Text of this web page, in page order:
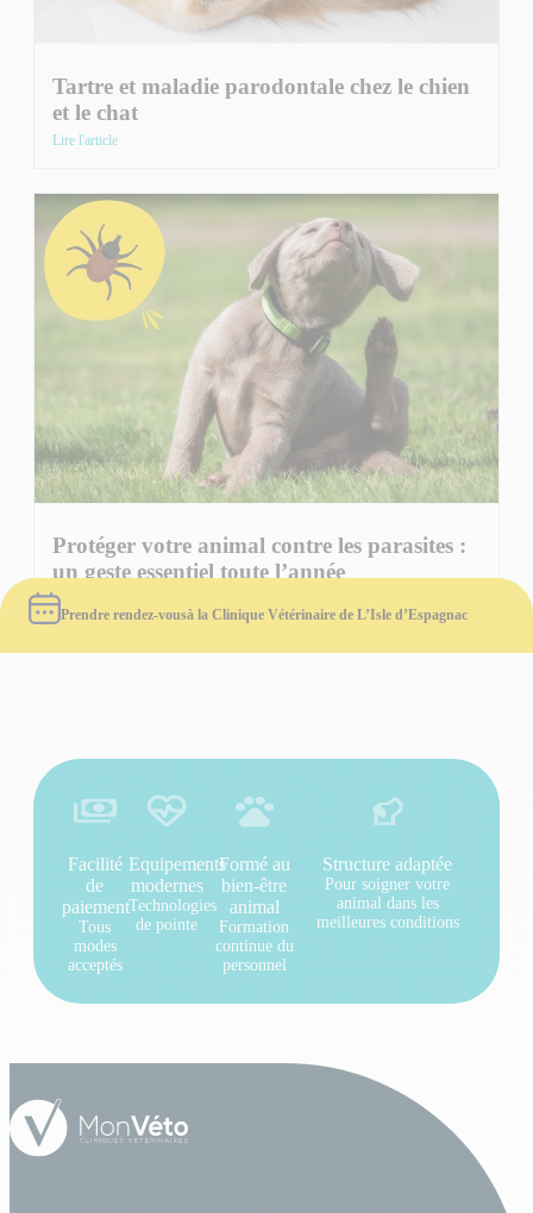
Prendre rendez-vousà la Clinique Vétérinaire de L’Isle d’Espagnac
Tartre et maladie parodontale chez le chien
et le chat
Lire l'article
Protéger votre animal contre les parasites :
un geste essentiel toute l’année
Lire l'article
Facilité
de
paiement
Tous
modes
acceptés
Equipements
modernes
Technologies
de pointe
Formé au
bien-être
animal
Formation
continue du
personnel
Structure adaptée
Pour soigner votre
animal dans les
meilleures conditions